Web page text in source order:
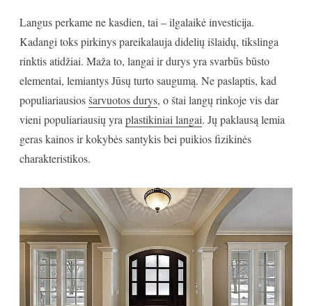
Langus perkame ne kasdien, tai – ilgalaikė investicija.
Kadangi toks pirkinys pareikalauja didelių išlaidų, tikslinga
rinktis atidžiai. Maža to, langai ir durys yra svarbūs būsto
elementai, lemiantys Jūsų turto saugumą. Ne paslaptis, kad
populiariausiosšarvuotos durys, o štai langų rinkoje vis dar
vieni populiariausių yraplastikiniai langai. Jų paklausą lemia
geras kainos ir kokybės santykis bei puikios fizikinės
charakteristikos.